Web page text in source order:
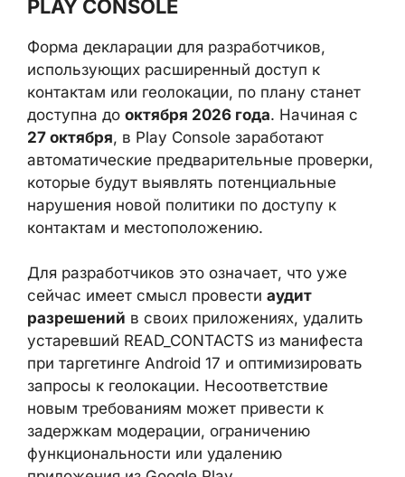
СРОКИ ВНЕДРЕНИЯ И
ПРЕВЕНТИВНЫЕ ПРОВЕРКИ В
PLAY CONSOLE
Форма декларации для разработчиков,
использующих расширенный доступ к
контактам или геолокации, по плану станет
доступна до октября 2026 года
автоматические предварительные
проверки, которые будут выявлять
потенциальные нарушения новой политики
по доступу к контактам и местоположению.
Для разработчиков это означает, что уже
сейчас имеет смысл провестиаудит
разрешенийв своих приложениях, удалить
устаревший READ_CONTACTS из манифеста